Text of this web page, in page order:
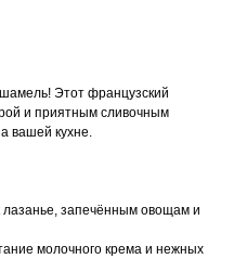
Этот французский
и приятным сливочным
вашей кухне.
лазанье, запечённым овощам и
молочного крема и нежных